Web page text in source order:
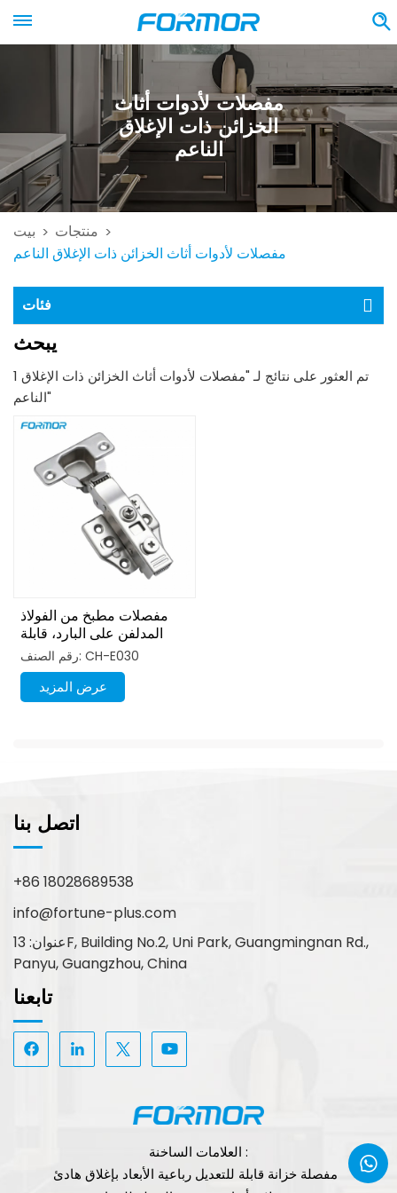
مفصلات لأدوات أثاث
الخزائن ذات الإغلاق
الناعم
بيت > منتجات >
مفصلات لأدوات أثاث الخزائن ذات الإغلاق الناعم
فئات
يبحث
1 تم العثور على نتائج لـ "مفصلات لأدوات أثاث الخزائن ذات الإغلاق
الناعم"
مفصلات مطبخ من الفولاذ
المدلفن على البارد، قابلة
للتركيب بمشبكرقم الصنف: CH-E030
عرض المزيد
اتصل بنا
+86 18028689538
info@fortune-plus.com
عنوان: 13F, Building No.2, Uni Park, Guangmingnan Rd.,
Panyu, Guangzhou, China
تابعنا
العلامات الساخنة :
مفصلة خزانة قابلة للتعديل رباعية الأبعاد بإغلاق هادئ